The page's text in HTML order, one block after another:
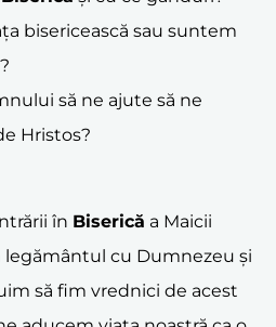
bisericească sau suntem
să ne ajute să ne
Hristos?
în Biserică a Maicii
cu Dumnezeu și
să fim vrednici de acest